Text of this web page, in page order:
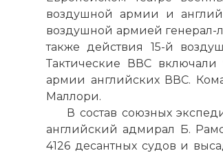
воздушной армии и
воздушной армией генерал-
также действия 15-й
Тактические ВВС
армии английских ВВС.
Маллори.
В состав союзных
английский адмирал Б.
4126 десантных судов и